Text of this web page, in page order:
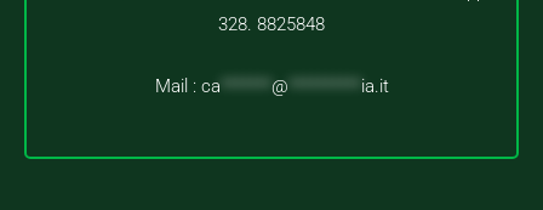
328. 8825848
Mail : ca @ ia.it